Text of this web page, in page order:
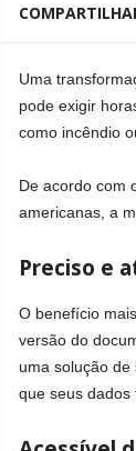
Uma
pode exigir
como incêndio
De acordo com
americanas, a
Preciso e
O benefício
versão do
uma solução
que seus dados